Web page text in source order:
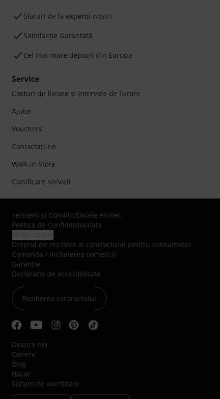
Sfaturi de la experții noștri
Satisfacție Garantată
Cel mai mare depozit din Europa
Service
Costuri de livrare şi Intervale de livrare
Ajutor
Vouchers
Contactaţi-ne
Walk-in Store
Clasificare servicii
Termeni şi Condiţii/Datele Firmei
Politica de Confidenţialitate
Dreptul de reziliere al contractului pentru consumator
Comanda / incheierea comenzii
Garanție
Declarație de accesibilitate
Rezilierea contractului
Despre noi
Cariere
Blog
Bazar
Sistem de avertizare